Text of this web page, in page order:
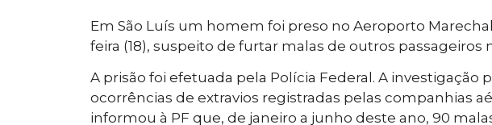
Em São Luís um homem foi preso no Aeroporto
feira (18), suspeito de furtar malas de outros passageiros
A prisão foi efetuada pela Polícia Federal. A investigação
ocorrências de extravios registradas pelas companhias
informou à PF que, de janeiro a junho deste ano, 90